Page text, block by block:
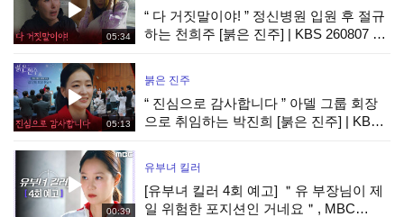
05:34
“ 다 거짓말이야! ” 정신병원 입원 후 절규
하는 천희주 [붉은 진주] | KBS 260807 방
05:13
붉은 진주
“ 진심으로 감사합니다 ” 아델 그룹 회장
으로 취임하는 박진희 [붉은 진주] | KBS
00:39
유부녀 킬러
[유부녀 킬러 4회 예고] ＂유 부장님이 제
일 위험한 포지션인 거네요＂, MBC